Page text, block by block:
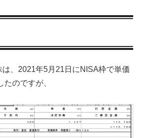
は、2021年5月21日にNISA枠で単価
たのですが、